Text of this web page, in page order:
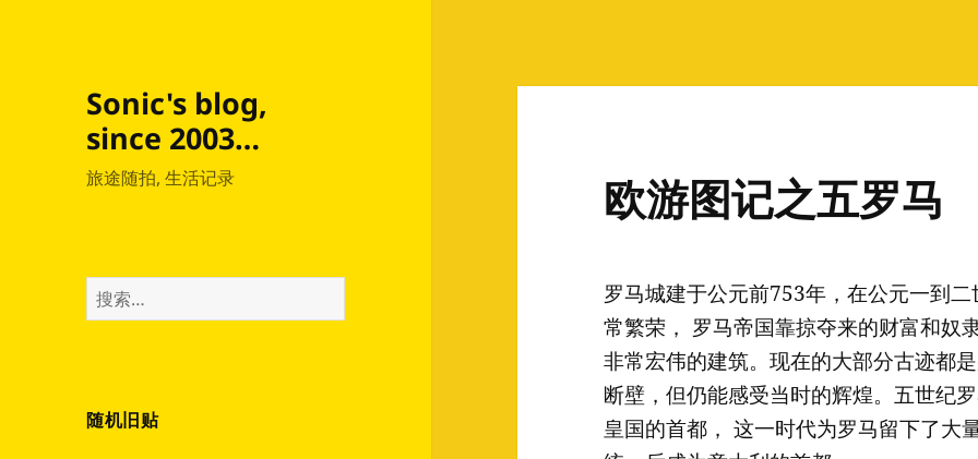
Sonic's blog,
since 2003…
旅途随拍, 生活记录
搜
索：
随机旧贴
欧游图记之五罗马
罗马城建于公元前753年，在公元一到
常繁荣， 罗马帝国靠掠夺来的财富和奴
非常宏伟的建筑。现在的大部分古迹都
断壁，但仍能感受当时的辉煌。五世纪
皇国的首都， 这一时代为罗马留下了大